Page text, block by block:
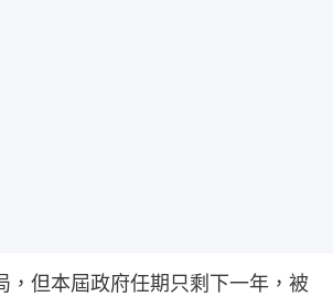
，但本屆政府任期只剩下一年，被